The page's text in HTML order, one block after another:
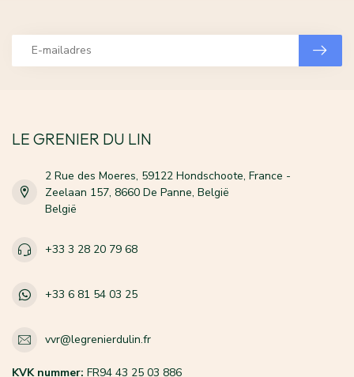
LE GRENIER DU LIN
2 Rue des Moeres, 59122 Hondschoote, France -
Zeelaan 157, 8660 De Panne, België
België
+33 3 28 20 79 68
+33 6 81 54 03 25
vvr@legrenierdulin.fr
KVK nummer: FR94 43 25 03 886